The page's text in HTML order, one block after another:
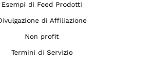
Esempi di Feed Prodotti
di Affiliazione
Non profit
Termini di Servizio